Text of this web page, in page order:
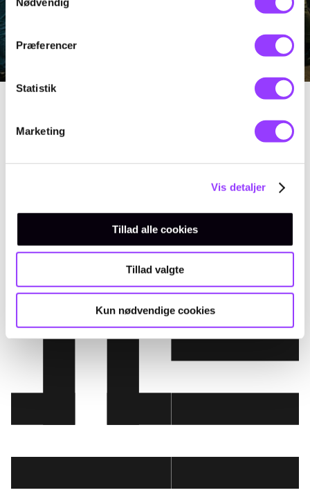
Præferencer
Statistik
Marketing
Vis detaljer
Tillad alle cookies
Tillad valgte
Kun nødvendige cookies
KONTAKT
administration